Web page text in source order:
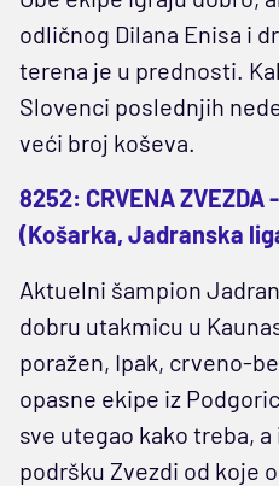
odličnog Dilana Enisa i
terena je u prednosti.
Slovenci poslednjih
veći broj koševa.
8252: CRVENA ZVEZDA
(Košarka, Jadranska
Aktuelni šampion
dobru utakmicu u
poražen, Ipak, crveno-
opasne ekipe iz
sve utegao kako treba,
podršku Zvezdi od koje